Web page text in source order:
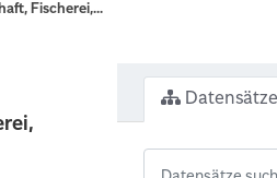
Fischerei,...
Datensätze